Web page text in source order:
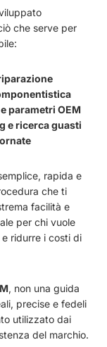
che serve per
parametri OEM
e ricerca guasti
rapida e
che ti
facilità e
per chi vuole
ridurre i costi di
, non una guida
precise e fedeli
utilizzato dai
del marchio.